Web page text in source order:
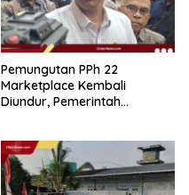
Pemungutan PPh 22
Marketplace Kembali
Diundur, Pemerintah